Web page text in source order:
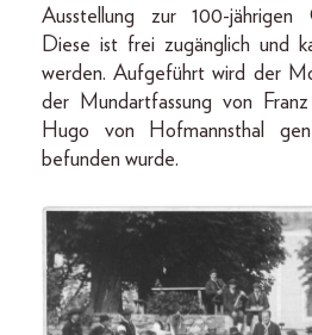
Ausstellung zur 100-jährigen
Diese ist frei zugänglich und
werden. Aufgeführt wird der
der Mundartfassung von
Hugo von Hofmannsthal
befunden wurde.